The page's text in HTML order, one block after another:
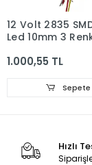
12 Volt 2835
Led 10mm 3
İç Mekan 5
1.000,55 TL
Sepete
Hızlı